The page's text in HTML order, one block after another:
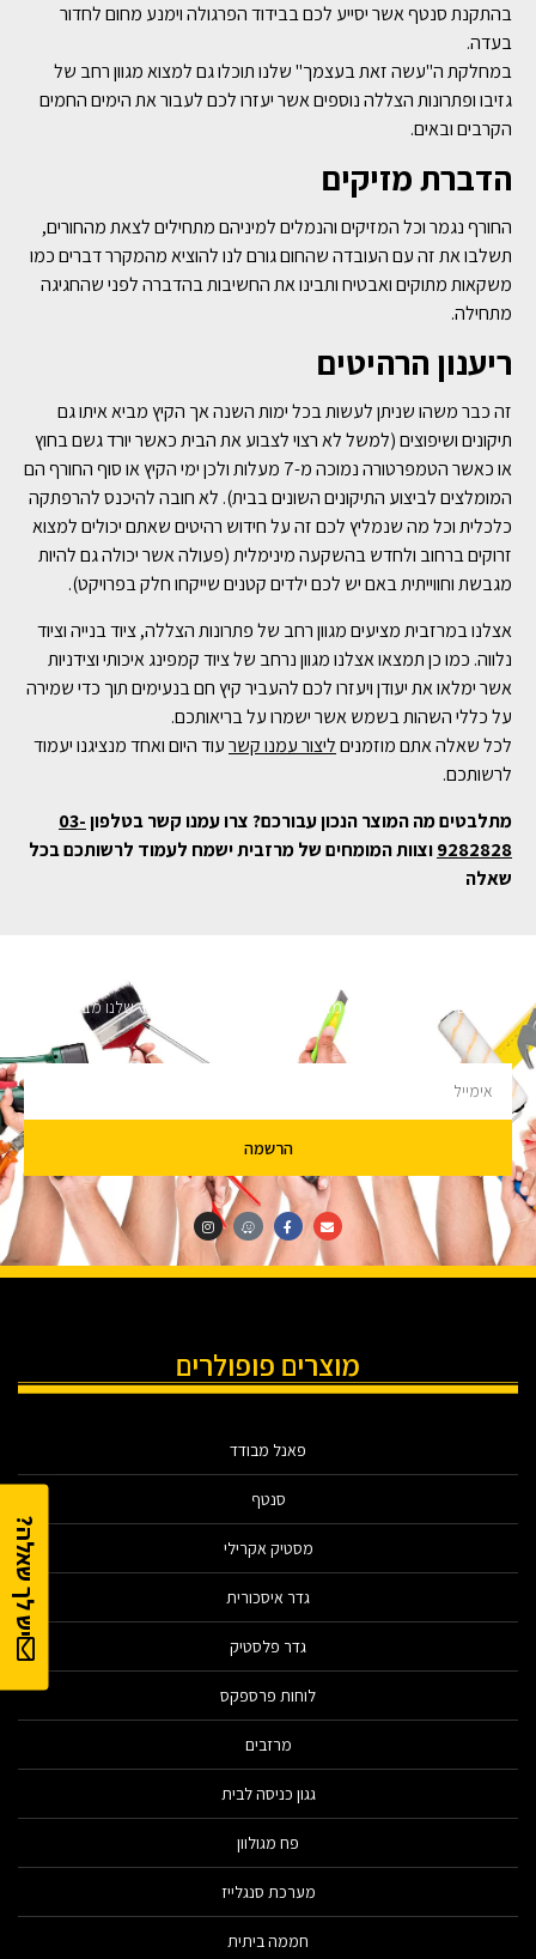
יש לך שאלה?
בהתקנת סנטף אשר יסייע לכם בבידוד הפרגולה וימנע מחום לחדור
בעדה.
במחלקת ה"עשה זאת בעצמך" שלנו תוכלו גם למצוא מגוון רחב של
גזיבו ופתרונות הצללה נוספים אשר יעזרו לכם לעבור את הימים החמים
הקרבים ובאים.
הדברת מזיקים
החורף נגמר וכל המזיקים והנמלים למיניהם מתחילים לצאת מהחורים,
תשלבו את זה עם העובדה שהחום גורם לנו להוציא מהמקרר דברים כמו
משקאות מתוקים ואבטיח ותבינו את החשיבות בהדברה לפני שהחגיגה
מתחילה.
ריענון הרהיטים
זה כבר משהו שניתן לעשות בכל ימות השנה אך הקיץ מביא איתו גם
תיקונים ושיפוצים (למשל לא רצוי לצבוע את הבית כאשר יורד גשם בחוץ
או כאשר הטמפרטורה נמוכה מ-7 מעלות ולכן ימי הקיץ או סוף החורף הם
המומלצים לביצוע התיקונים השונים בבית). לא חובה להיכנס להרפתקה
כלכלית וכל מה שנמליץ לכם זה על חידוש רהיטים שאתם יכולים למצוא
זרוקים ברחוב ולחדש בהשקעה מינימלית (פעולה אשר יכולה גם להיות
מגבשת וחווייתית באם יש לכם ילדים קטנים שייקחו חלק בפרויקט).
אצלנו במרזבית מציעים מגוון רחב של פתרונות הצללה, ציוד בנייה וציוד
נלווה. כמו כן תמצאו אצלנו מגוון נרחב של ציוד קמפינג איכותי וצידניות
אשר ימלאו את יעודן ויעזרו לכם להעביר קיץ חם בנעימים תוך כדי שמירה
על כללי השהות בשמש אשר ישמרו על בריאותכם.
לכל שאלה אתם מוזמניםליצור עמנו קשרעוד היום ואחד מנציגנו יעמוד
לרשותכם.
מתלבטים מה המוצר הנכון עבורכם? צרו עמנו קשר בטלפון03-
9282828וצוות המומחים של מרזבית ישמח לעמוד לרשותכם בכל
שאלה
השארו מעודכנים
מעוניינים לקבל עדכונים על מבצעים והנחות הירשמו לניוזלטר שלנו מבטיחים לא
הרשמה
מוצרים פופולרים
פאנל מבודד
סנטף
מסטיק אקרילי
גדר איסכורית
גדר פלסטיק
לוחות פרספקס
מרזבים
גגון כניסה לבית
פח מגולוון
מערכת סנגלייז
חממה ביתית